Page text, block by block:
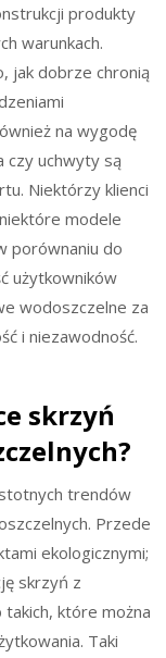
produkty
warunkach.
jak dobrze chronią
na wygodę
czy uchwyty są
Niektórzy klienci
modele
porównaniu do
użytkowników
wodoszczelne za
i niezawodność.
skrzyń
trendów
Przede
ekologicznymi;
skrzyń z
takich, które można
Taki